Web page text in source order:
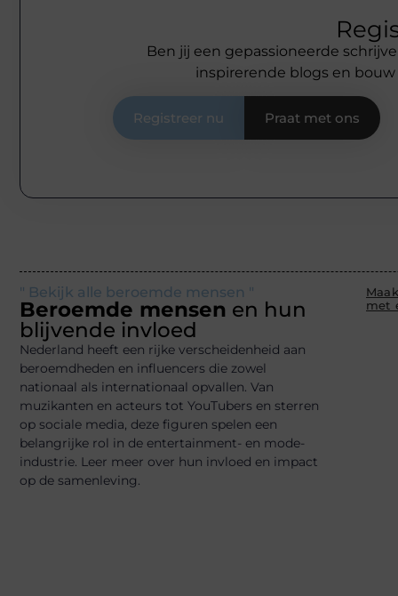
Ben jij een gepassioneerde
inspirerende blogs en
Registreer nu Praat met ons
" Bekijk alle beroemde mensen "
Beroemde mensen en hun
blijvende invloed
Nederland heeft een rijke verscheidenheid aan
beroemdheden en influencers die zowel
nationaal als internationaal opvallen. Van
muzikanten en acteurs tot YouTubers en sterren
op sociale media, deze figuren spelen een
belangrijke rol in de entertainment- en mode-
industrie. Leer meer over hun invloed en impact
op de samenleving.
met